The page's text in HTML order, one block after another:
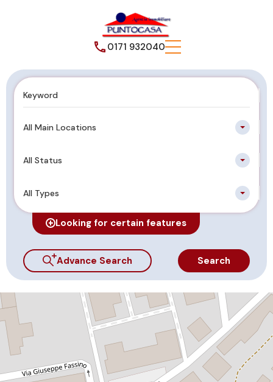
0171 932040
All Main Locations
All Status
All Types
Looking for certain features
Advance Search Search